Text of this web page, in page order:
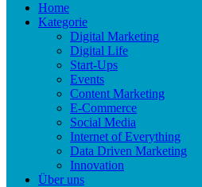
Home
Kategorie
Digital Marketing
Digital Life
Start-Ups
Events
Content Marketing
E-Commerce
Social Media
Internet of Everything
Data Driven Marketing
Innovation
Über uns